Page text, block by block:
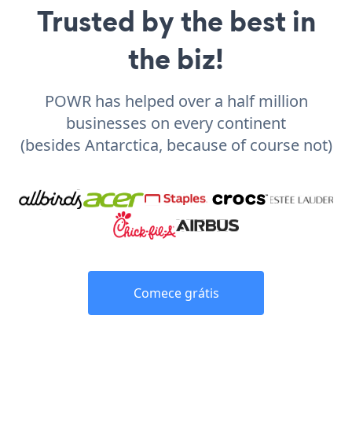
Trusted by the best in
the biz!
POWR has helped over a half million
businesses on every continent
(besides Antarctica, because of course not)
Comece grátis